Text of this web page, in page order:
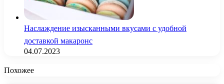
Наслаждение изысканными вкусами с удобной
доставкой макаронс
04.07.2023
Похожее